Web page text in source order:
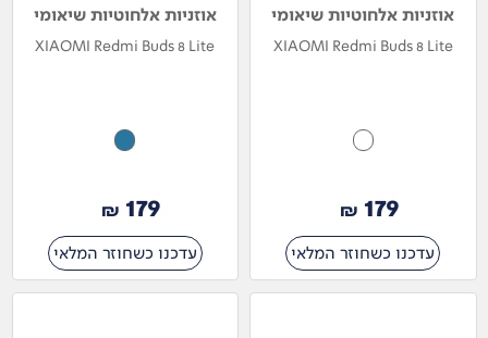
אוזניות אלחוטיות שיאומי
XIAOMI Redmi Buds 8 Lite
179
₪
עדכנו כשחוזר המלאי
אוזניות אלחוטיות שיאומי
XIAOMI Redmi Buds 8 Lite
179
₪
עדכנו כשחוזר המלאי